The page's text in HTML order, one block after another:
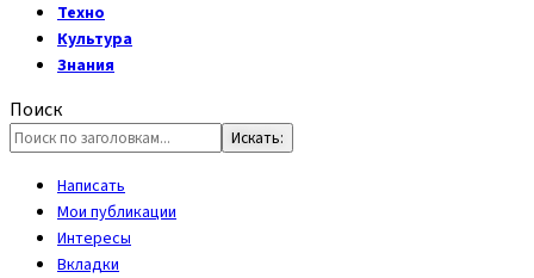
Техно
Культура
Знания
Поиск
Написать
Мои публикации
Интересы
Вкладки